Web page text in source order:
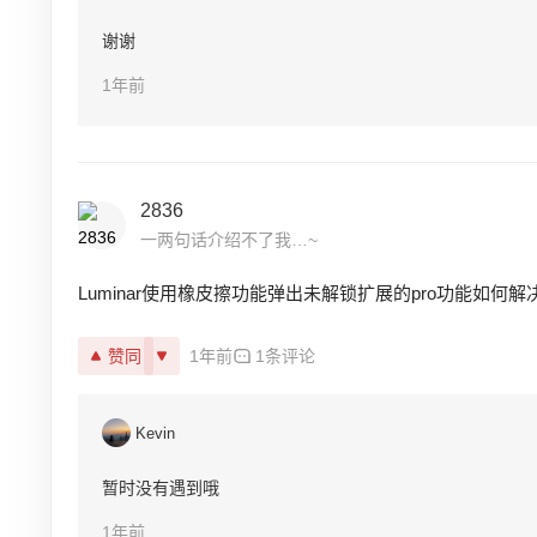
谢谢
1年前
2836
一两句话介绍不了我…~
Luminar使用橡皮擦功能弹出未解锁扩展的pro功能如何解
赞同 1年前 1条评论
Kevin
暂时没有遇到哦
1年前